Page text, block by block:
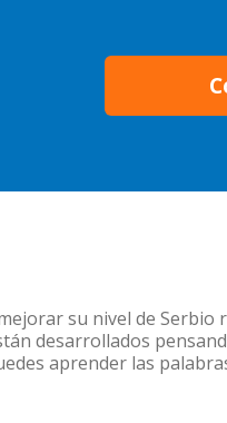
su nivel de Serbio
desarrollados
aprender las